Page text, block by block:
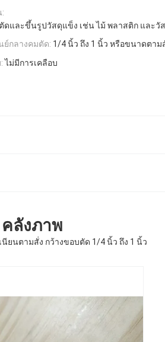
ดและขึ้นรูปวัสดุแข็ง เช่น ไม้ พลาสติก และวั
ย์กลางคมตัด: 1/4 นิ้ว ถึง 1 นิ้ว หรือขนาดตาม
ไม่มีการเคลือบ
คลังภาพ
นียนตามสั่ง กว้างขอบตัด 1/4 นิ้ว ถึง 1 นิ้ว